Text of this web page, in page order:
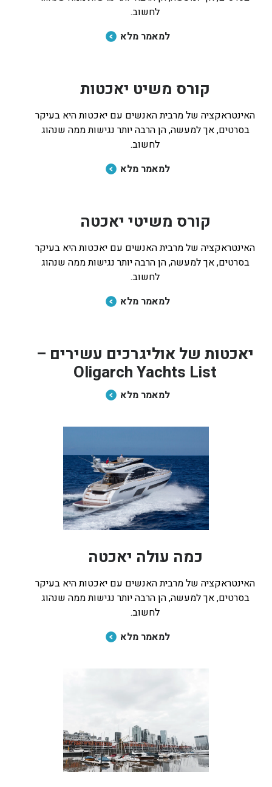
לחשוב.
למאמר מלא
קורס משיט יאכטות
האינטראקציה של מרבית האנשים עם יאכטות היא בעיקר
בסרטים, אך למעשה, הן הרבה יותר נגישות ממה שנהוג
לחשוב.
למאמר מלא
קורס משיטי יאכטה
האינטראקציה של מרבית האנשים עם יאכטות היא בעיקר
בסרטים, אך למעשה, הן הרבה יותר נגישות ממה שנהוג
לחשוב.
למאמר מלא
יאכטות של אוליגרכים עשירים –
Oligarch Yachts List
למאמר מלא
כמה עולה יאכטה
האינטראקציה של מרבית האנשים עם יאכטות היא בעיקר
בסרטים, אך למעשה, הן הרבה יותר נגישות ממה שנהוג
לחשוב.
למאמר מלא